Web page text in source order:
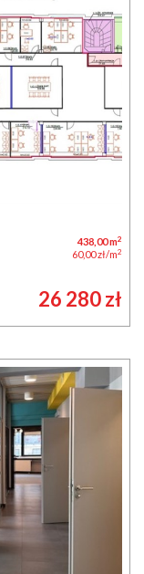
438,00 m2
60,00 zł/m2
26 280 zł